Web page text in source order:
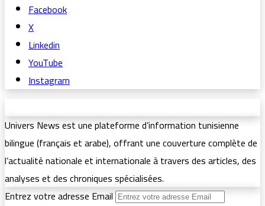
Facebook
X
Linkedin
YouTube
Instagram
Univers News est une plateforme d’information tunisienne
bilingue (français et arabe), offrant une couverture complète de
l’actualité nationale et internationale à travers des articles, des
analyses et des chroniques spécialisées.
Entrez votre adresse Email